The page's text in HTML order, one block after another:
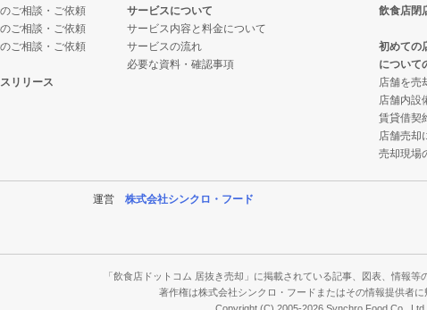
飲食店の居抜き売却物件の案件一覧
店の居抜き売却物件の案件一覧
ケ・パブ・スナックの居抜き売却物件の案件一覧
居抜き売却物件の案件一覧
居抜き売却物件の案件一覧
居抜き売却物件の案件一覧
の居抜き売却物件の案件一覧
ご相談・ご依頼
ご相談・ご依頼
ご相談・ご依頼
リリース
サービスについて
サービス内容と料金について
サービスの流れ
必要な資料・確認事項
飲食店閉
初めての
について
店舗を売
店舗内設
賃貸借契
店舗売却
売却現場
運営 株式会社シンクロ・フード
「飲食店ドットコム 居抜き売却」に掲載されている記事、図表、情報等
著作権は株式会社シンクロ・フードまたはその情報提供者に